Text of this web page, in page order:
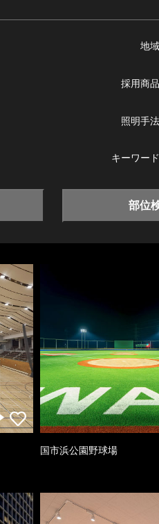
地域
採用商品
照明手法
キーワード
部位
国市浜公園野球場